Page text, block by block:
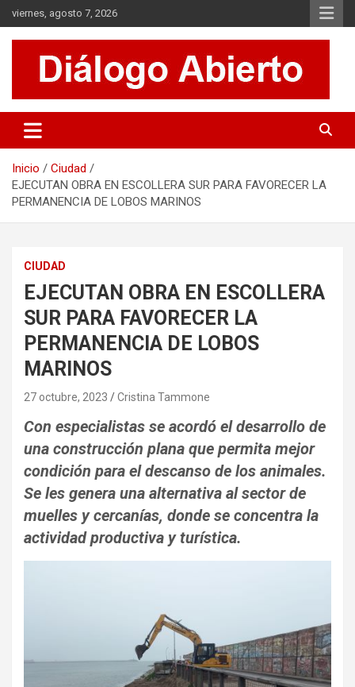
Saltar
al
contenido
viernes, agosto 7, 2026
Diálogo Abierto
Se tratan diversos temas de actualidad buscando hacer un
aporte a la sociedad, brindando información relevante de lo que
Inicio
Ciudad
EJECUTAN OBRA EN ESCOLLERA SUR PARA FAVORECER LA
PERMANENCIA DE LOBOS MARINOS
CIUDAD
EJECUTAN OBRA EN ESCOLLERA
SUR PARA FAVORECER LA
PERMANENCIA DE LOBOS
MARINOS
27 octubre, 2023 Cristina Tammone
Con especialistas se acordó el desarrollo de
una construcción plana que permita mejor
condición para el descanso de los animales.
Se les genera una alternativa al sector de
muelles y cercanías, donde se concentra la
actividad productiva y turística.